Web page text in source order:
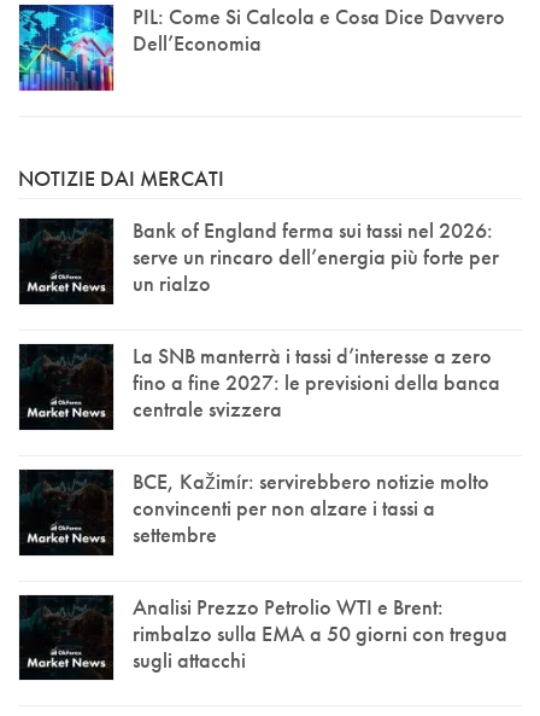
PIL: Come Si Calcola e Cosa Dice Davvero
Dell’Economia
NOTIZIE DAI MERCATI
Bank of England ferma sui tassi nel 2026:
serve un rincaro dell’energia più forte per
un rialzo
La SNB manterrà i tassi d’interesse a zero
fino a fine 2027: le previsioni della banca
centrale svizzera
BCE, Kažimír: servirebbero notizie molto
convincenti per non alzare i tassi a
settembre
Analisi Prezzo Petrolio WTI e Brent:
rimbalzo sulla EMA a 50 giorni con tregua
sugli attacchi